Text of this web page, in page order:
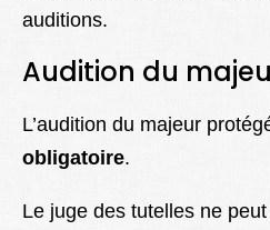
auditions.
Audition du
L’audition du majeur
obligatoire.
Le juge des tutelles ne